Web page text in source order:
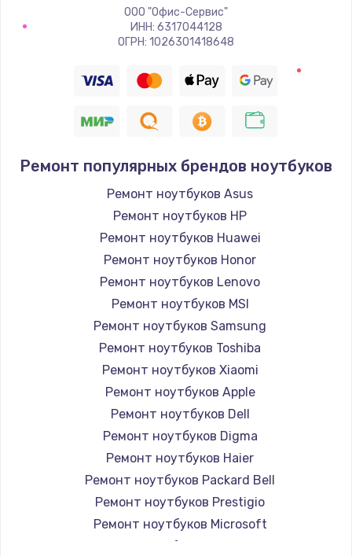
ООО "Офис-Сервис"
ИНН: 6317044128
ОГРН: 1026301418648
Ремонт популярных брендов ноутбуков
Ремонт ноутбуков Asus
Ремонт ноутбуков HP
Ремонт ноутбуков Huawei
Ремонт ноутбуков Honor
Ремонт ноутбуков Lenovo
Ремонт ноутбуков MSI
Ремонт ноутбуков Samsung
Ремонт ноутбуков Toshiba
Ремонт ноутбуков Xiaomi
Ремонт ноутбуков Apple
Ремонт ноутбуков Dell
Ремонт ноутбуков Digma
Ремонт ноутбуков Haier
Ремонт ноутбуков Packard Bell
Ремонт ноутбуков Prestigio
Ремонт ноутбуков Microsoft
Ремонт ноутбуков Alienware